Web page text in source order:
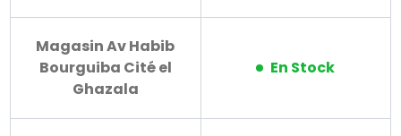
Magasin Av Habib
Bourguiba Cité el
Ghazala
En Stock